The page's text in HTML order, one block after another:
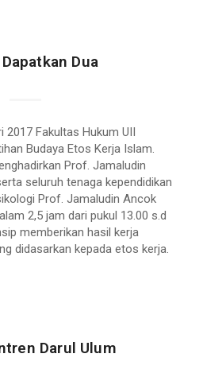
Dua
2017 Fakultas Hukum UII
Budaya Etos Kerja Islam.
Prof. Jamaludin
seluruh tenaga kependidikan
Prof. Jamaludin Ancok
2,5 jam dari pukul 13.00 s.d
memberikan hasil kerja
didasarkan kepada etos kerja.
Darul Ulum